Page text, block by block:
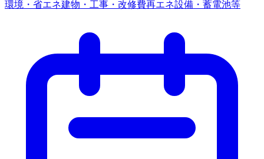
環境・省エネ建物・工事・改修費再エネ設備・蓄電池等